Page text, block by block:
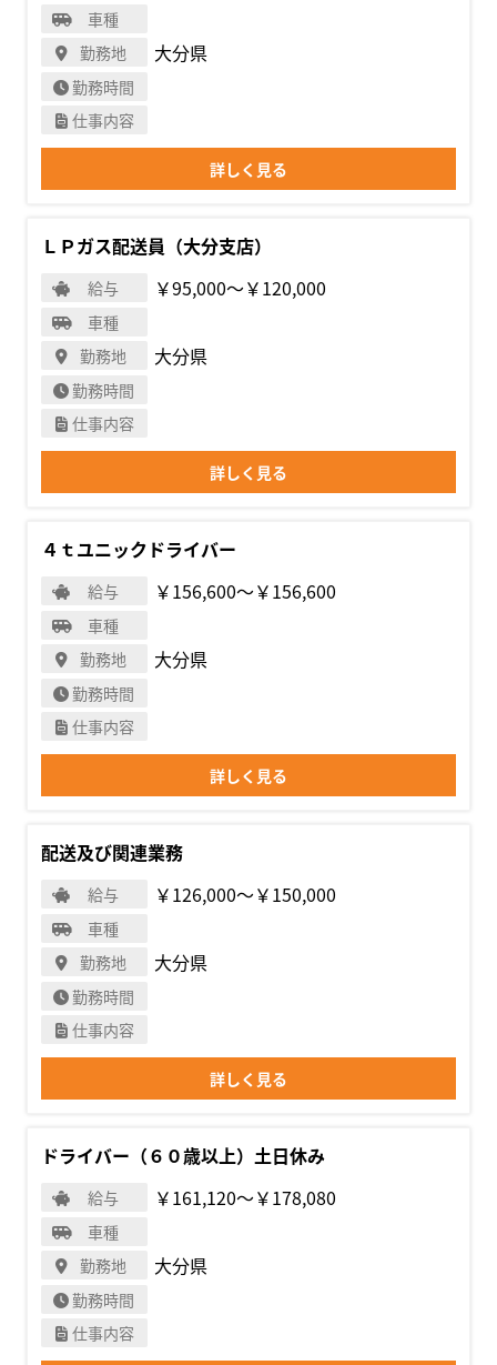
車種
勤務地
大分県
勤務時間
仕事内容
詳しく見る
ＬＰガス配送員（大分支店）
給与 ￥95,000〜￥120,000
車種
勤務地
大分県
勤務時間
仕事内容
詳しく見る
４ｔユニックドライバー
給与 ￥156,600〜￥156,600
車種
勤務地
大分県
勤務時間
仕事内容
詳しく見る
配送及び関連業務
給与 ￥126,000〜￥150,000
車種
勤務地
大分県
勤務時間
仕事内容
詳しく見る
ドライバー（６０歳以上）土日休み
給与 ￥161,120〜￥178,080
車種
勤務地
大分県
勤務時間
仕事内容